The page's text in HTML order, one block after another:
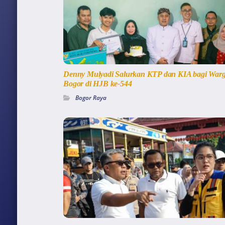
Denny Mulyadi Salurkan KTP dan KIA bagi
Bogor di HJB ke-544
Bogor Raya